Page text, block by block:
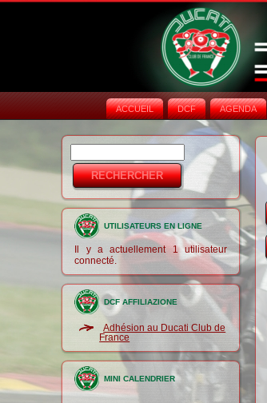
ACCUEIL DCF AGENDA
Formulaire de
recherche
UTILISATEURS EN LIGNE
Il y a actuellement 1 utilisateur
connecté.
DCF AFFILIAZIONE
Adhésion au Ducati Club de
France
MINI CALENDRIER